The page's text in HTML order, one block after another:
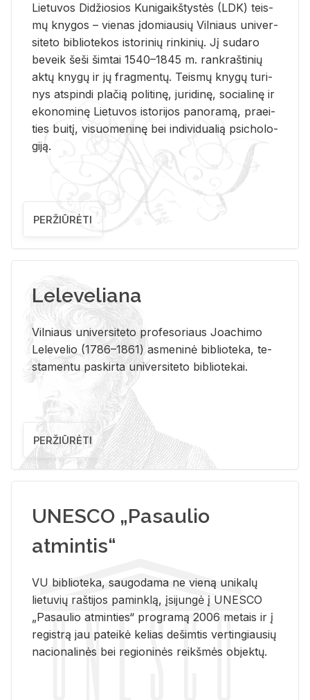
Lie­tu­vos Di­džio­sios Ku­ni­gaikš­tys­tės (LDK) teis­
mų kny­gos – vie­nas įdo­miau­sių Vil­niaus uni­ver­
si­te­to bi­b­lio­te­kos is­to­ri­nių rin­ki­nių. Jį su­da­ro
be­veik šeši šim­tai 1540–1845 m. rank­raš­ti­nių
aktų kny­gų ir jų frag­men­tų. Teis­mų kny­gų tu­ri­
nys at­spin­di pla­čią po­li­ti­nę, ju­ri­di­nę, so­cia­li­nę ir
eko­no­mi­nę Lie­tu­vos is­to­ri­jos pa­no­ra­mą, pra­ei­
ties bui­tį, vi­suo­me­ni­nę bei in­di­vi­dua­lią psi­cho­lo­
gi­ją.
PERŽIŪRĖTI
Leleveliana
Vil­niaus uni­ver­si­te­to pro­fe­so­riaus Jo­a­chi­mo
Le­le­ve­lio (1786–1861) as­me­ni­nė bi­b­lio­te­ka, te­
sta­men­tu pa­skir­ta uni­ver­si­te­to bi­b­lio­te­kai.
PERŽIŪRĖTI
UNESCO „Pasaulio
atmintis“
VU biblioteka, saugodama ne vieną unikalų
lietuvių raštijos paminklą, įsijungė į UNESCO
„Pasaulio atminties“ programą 2006 metais ir į
registrą jau pateikė kelias dešimtis vertingiausių
nacionalinės bei regioninės reikšmės objektų.